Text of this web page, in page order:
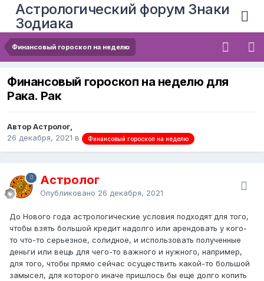
Астрологический форум Знаки
Зодиака
Финансовый гороскоп на неделю
Финансовый гороскоп на неделю для
Рака. Рак
Автор Астролог,
26 декабря, 2021 в Финансовый гороскоп на неделю
Астролог
Опубликовано 26 декабря, 2021
До Нового года астрологические условия подходят для того,
чтобы взять большой кредит надолго или арендовать у кого-
то что-то серьезное, солидное, и использовать полученные
деньги или вещь для чего-то важного и нужного, например,
для того, чтобы прямо сейчас осуществить какой-то большой
замысел, для которого иначе пришлось бы еще долго копить